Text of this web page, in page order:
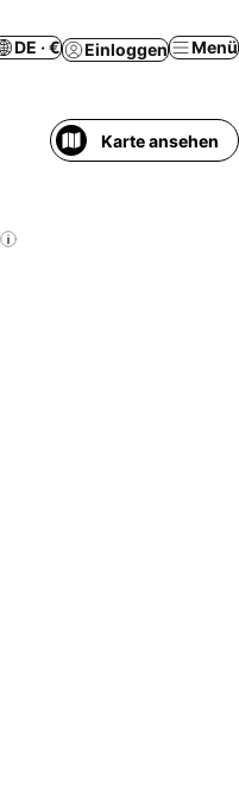
DE · € Einloggen Menü
Karte ansehen